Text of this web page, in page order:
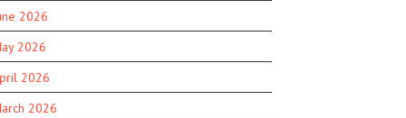
2026
2026
2026
2026